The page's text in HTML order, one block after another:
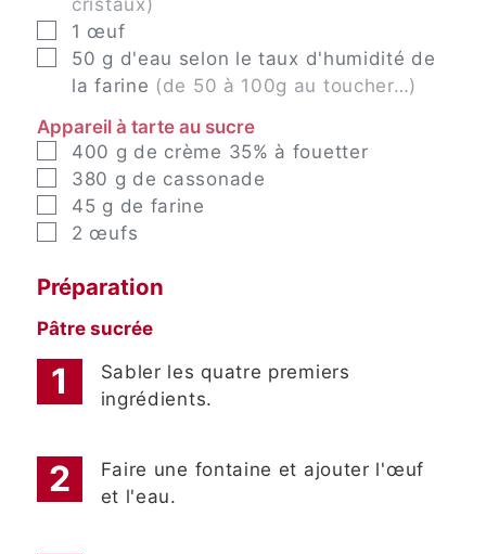
cristaux)
▢
1 œuf
▢
50 g d'eau selon le taux d'humidité de
la farine (de 50 à 100g au toucher…)
Appareil à tarte au sucre
▢
400 g de crème 35% à fouetter
▢
380 g de cassonade
▢
45 g de farine
▢
2 œufs
Préparation
Pâtre sucrée
Sabler les quatre premiers
ingrédients.
Faire une fontaine et ajouter l'œuf
et l'eau.